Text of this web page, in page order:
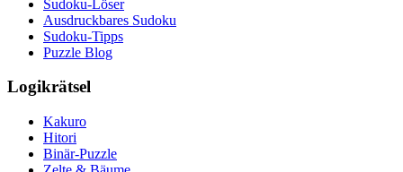
Sudoku-Löser
Ausdruckbares Sudoku
Sudoku-Tipps
Puzzle Blog
Logikrätsel
Kakuro
Hitori
Binär-Puzzle